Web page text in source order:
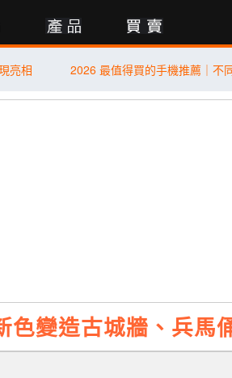
亮相
變造古城牆、兵馬